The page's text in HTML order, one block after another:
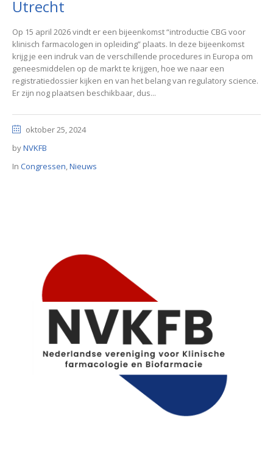
Utrecht
Op 15 april 2026 vindt er een bijeenkomst “introductie CBG voor
klinisch farmacologen in opleiding” plaats. In deze bijeenkomst
krijg je een indruk van de verschillende procedures in Europa om
geneesmiddelen op de markt te krijgen, hoe we naar een
registratiedossier kijken en van het belang van regulatory science.
Er zijn nog plaatsen beschikbaar, dus...
oktober 25, 2024
byNVKFB
In Congressen,Nieuws